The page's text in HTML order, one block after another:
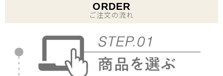
ORDER
ご注文の流れ